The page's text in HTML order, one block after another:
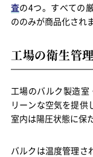
査の4つ。すべての
ののみが商品化され
工場の衛生管
工場のバルク製造室
リーンな空気を提供
室内は陽圧状態に保
バルクは温度管理さ